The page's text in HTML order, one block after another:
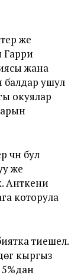
же
Гарри
жана
ушул
окуялар
бул
же
Анткени
которула
тиешелүү.
кыргыз
5%дан